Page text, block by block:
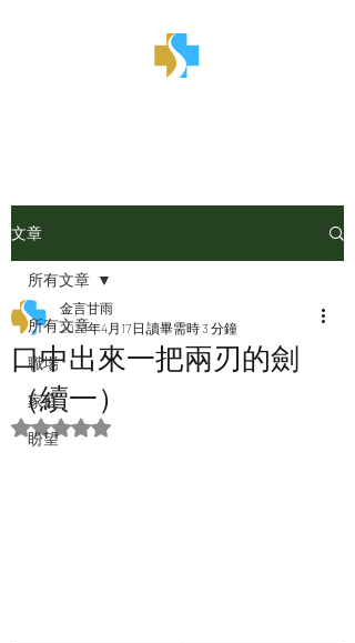
文章
所有文章
職場
家庭
盼望
所有文章
口中出來一把兩刃的劍
（續一）
金言甘雨
2023年4月17日 讀畢需時 3 分鐘
評等為 NaN（最高為 5 顆星）。